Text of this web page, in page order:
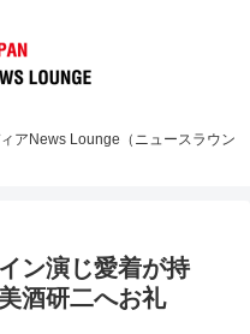
アNews Lounge（ニュースラウン
ン演じ愛着が持
酒研二へお礼